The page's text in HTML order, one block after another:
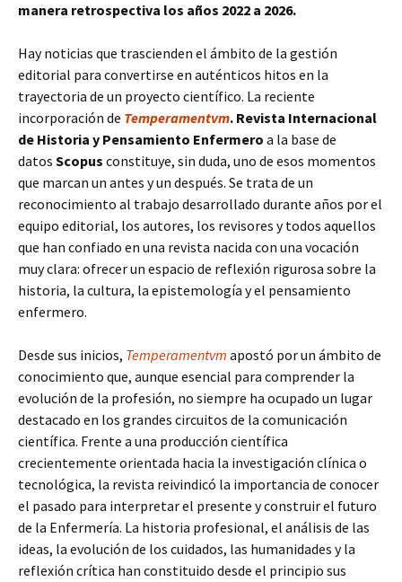
manera retrospectiva los años 2022 a 2026.
Hay noticias que trascienden el ámbito de la gestión
editorial para convertirse en auténticos hitos en la
trayectoria de un proyecto científico. La reciente
incorporación de Temperamentvm. Revista Internacional
de Historia y Pensamiento Enfermero a la base de
datos Scopus constituye, sin duda, uno de esos momentos
que marcan un antes y un después. Se trata de un
reconocimiento al trabajo desarrollado durante años por el
equipo editorial, los autores, los revisores y todos aquellos
que han confiado en una revista nacida con una vocación
muy clara: ofrecer un espacio de reflexión rigurosa sobre la
historia, la cultura, la epistemología y el pensamiento
enfermero.
Desde sus inicios, Temperamentvm apostó por un ámbito de
conocimiento que, aunque esencial para comprender la
evolución de la profesión, no siempre ha ocupado un lugar
destacado en los grandes circuitos de la comunicación
científica. Frente a una producción científica
crecientemente orientada hacia la investigación clínica o
tecnológica, la revista reivindicó la importancia de conocer
el pasado para interpretar el presente y construir el futuro
de la Enfermería. La historia profesional, el análisis de las
ideas, la evolución de los cuidados, las humanidades y la
reflexión crítica han constituido desde el principio sus